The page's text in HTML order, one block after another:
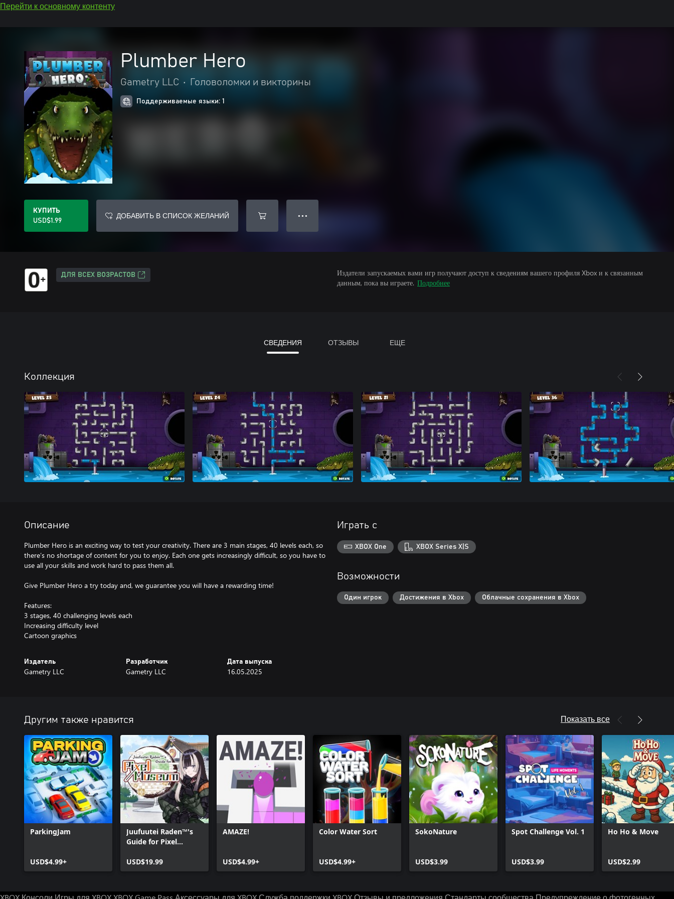
Перейти к основному контенту
Plumber Hero
Gametry LLC • Головоломки и викторины
Поддерживаемые языки: 1
КУПИТЬ
USD$1.99
ДОБАВИТЬ В СПИСОК ЖЕЛАНИЙ ● ● ●
ДЛЯ ВСЕХ ВОЗРАСТОВ
Издатели запускаемых вами игр получают доступ к сведениям вашего профиля Xbox и к связанным
данным, пока вы играете. Подробнее
СВЕДЕНИЯ ОТЗЫВЫ ЕЩЕ
Коллекция
Описание
Plumber Hero is an exciting way to test your creativity. There are 3 main stages, 40 levels each, so
there’s no shortage of content for you to enjoy. Each one gets increasingly difficult, so you have to
use all your skills and work hard to pass them all.
Give Plumber Hero a try today and, we guarantee you will have a rewarding time!
Features:
3 stages, 40 challenging levels each
Increasing difficulty level
Cartoon graphics
Издатель
Gametry LLC
Разработчик
Gametry LLC
Дата выпуска
16.05.2025
Играть с
XBOX One XBOX Series X|S
Возможности
Один игрок Достижения в Xbox Облачные сохранения в Xbox
Другим также нравится Показать все
ParkingJam
USD$4.99+
Juufuutei Raden™'s
Guide for Pixel
USD$19.99
AMAZE!
USD$4.99+
Color Water Sort
USD$4.99+
SokoNature
USD$3.99
Spot Challenge Vol. 1
USD$3.99
Ho Ho & Move
USD$2.99